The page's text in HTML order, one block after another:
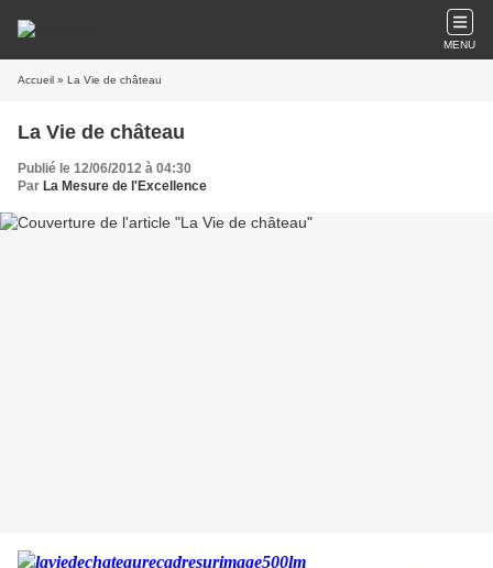
MENU
Accueil » La Vie de château
La Vie de château
Publié le 12/06/2012 à 04:30
Par La Mesure de l'Excellence